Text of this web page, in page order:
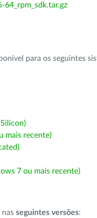
64_rpm_sdk.tar.gz
para os seguintes
mais recente)
7 ou mais recente)
seguintes versões: